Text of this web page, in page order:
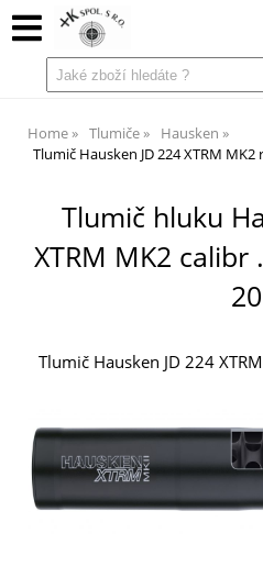
Home Tlumiče
Hausken
Tlumič Hausken JD 224 XTRM MK2
Tlumič hluku
XTRM MK2
20
Tlumič Hausken JD 224